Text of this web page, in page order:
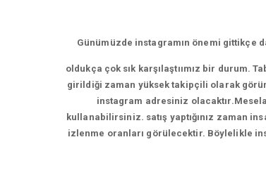
Günümüzde instagramın önemi gittikçe
oldukça çok sık karşılaştıımız bir
girildiği zaman yüksek takipçili olarak
instagram adresiniz
kullanabilirsiniz. satış yaptığınız zaman
izlenme oranları görülecektir. Böylelikle